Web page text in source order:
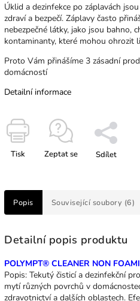
Úklid a dezinfekce po záplavách
zdraví a bezpečí. Záplavy často
nebezpečné látky, jako jsou bahno,
kontaminanty, které mohou ohrozit
Proto Vám přinášíme 3 zásadní
domácností
Detailní informace
Tisk Zeptat se Sdílet
Popis Související soubory (6)
Detailní popis produktu
POLYMPT® CLEANER NON
Popis: Tekutý čisticí a dezinfekční
mytí různých povrchů v
zdravotnictví a dalších oblastech.